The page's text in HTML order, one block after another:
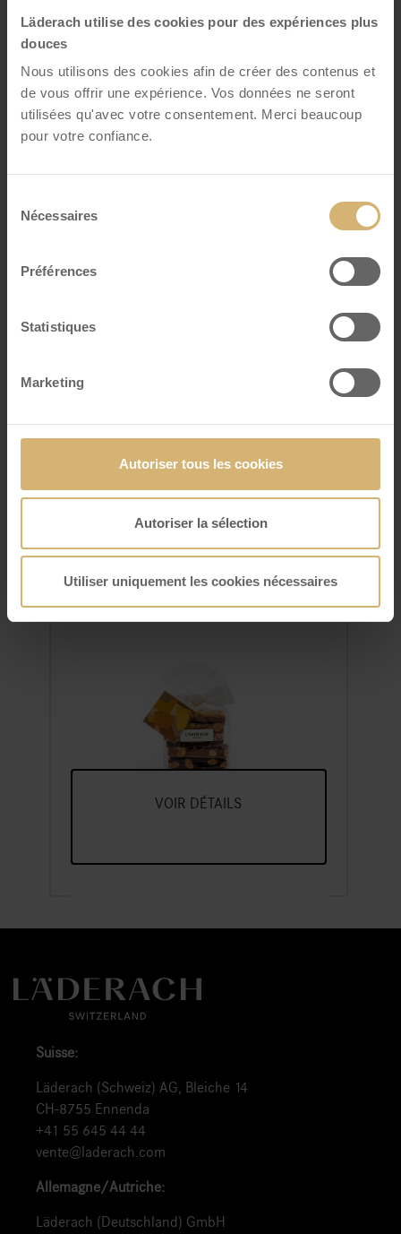
Läderach utilise des cookies pour des expériences plus
douces
Nous utilisons des cookies afin de créer des contenus et
de vous offrir une expérience. Vos données ne seront
utilisées qu'avec votre consentement. Merci beaucoup
pour votre confiance.
Nécessaires
Préférences
Statistiques
Marketing
Autoriser tous les cookies
Autoriser la sélection
Utiliser uniquement les cookies nécessaires
FrischSchoggi Mini Mûre
FrischSchoggi sachet petit
Un Assortiment De Nos Variétés
Préférées De Chocolat Frais,
Cassées En Morceaux
VOIR DÉTAILS
Suisse:
Läderach (Schweiz) AG, Bleiche 14
CH-8755 Ennenda
+41 55 645 44 44
vente@laderach.com
Allemagne/Autriche:
Läderach (Deutschland) GmbH